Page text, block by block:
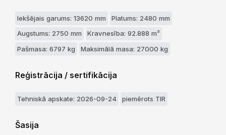
Iekšējais garums: 13620 mm
Platums: 2480 mm
Augstums: 2750 mm
Kravnesība: 92.888 m³
Pašmasa: 6797 kg
Maksimālā masa: 27000 kg
Reģistrācija / sertifikācija
Tehniskā apskate: 2026-09-24 piemērots TIR
Šasija